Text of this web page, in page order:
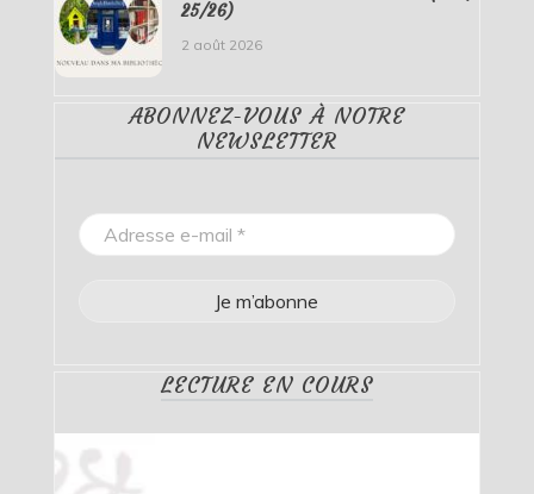
25/26)
2 août 2026
ABONNEZ-VOUS À NOTRE
NEWSLETTER
LECTURE EN COURS